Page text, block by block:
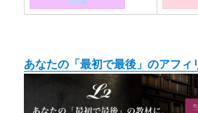
あなたの「最初で最後」のアフィ